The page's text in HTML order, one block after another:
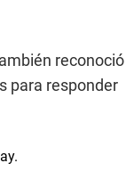
reconoció
para responder